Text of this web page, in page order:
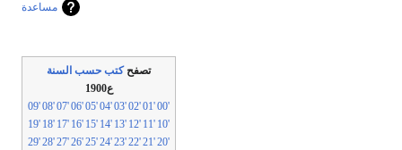
مساعدة
تصفحكتب حسب السنة
'02
'03
'04
'05
'06
'07
'08
'09
'12
'13
'14
'15
'16
'17
'18
'19
'22
'23
'24
'25
'26
'27
'28
'29